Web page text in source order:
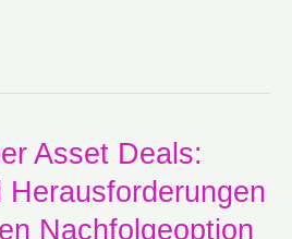
Asset Deals:
Herausforderungen
Nachfolgeoption